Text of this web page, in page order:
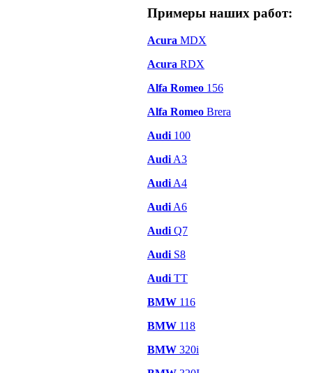
Примеры наших работ:
Acura MDX
Acura RDX
Alfa Romeo 156
Alfa Romeo Brera
Audi 100
Audi A3
Audi A4
Audi A6
Audi Q7
Audi S8
Audi TT
BMW 116
BMW 118
BMW 320i